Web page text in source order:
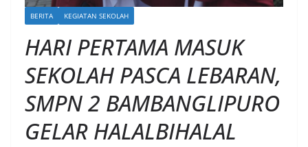
BERITA KEGIATAN SEKOLAH
HARI PERTAMA MASUK
SEKOLAH PASCA LEBARAN,
SMPN 2 BAMBANGLIPURO
GELAR HALALBIHALAL